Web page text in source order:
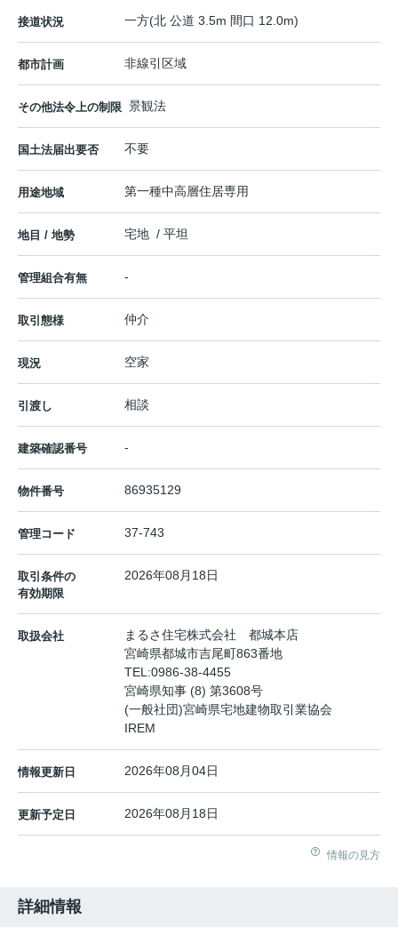
接道状況 一方(北 公道 3.5m 間口 12.0m)
都市計画 非線引区域
その他法令上の制限 景観法
国土法届出要否 不要
用途地域 第一種中高層住居専用
地目 / 地勢 宅地 / 平坦
管理組合有無 -
取引態様 仲介
現況 空家
引渡し 相談
建築確認番号 -
物件番号 86935129
管理コード 37-743
取引条件の
有効期限
2026年08月18日
取扱会社
まるさ住宅株式会社 都城本店
宮崎県都城市吉尾町863番地
TEL:0986-38-4455
宮崎県知事 (8) 第3608号
(一般社団)宮崎県宅地建物取引業協会
IREM
情報更新日 2026年08月04日
更新予定日 2026年08月18日
情報の見方
詳細情報